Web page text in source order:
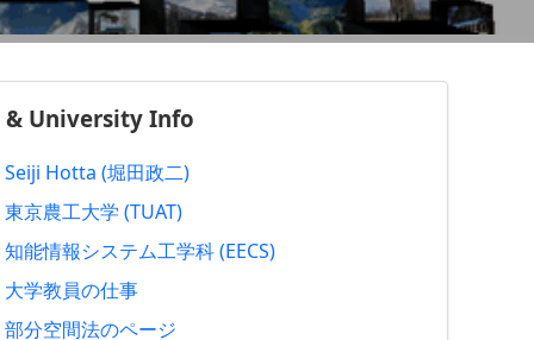
& University Info
Seiji Hotta (堀田政二)
東京農工大学 (TUAT)
知能情報システム工学科 (EECS)
大学教員の仕事
部分空間法のページ